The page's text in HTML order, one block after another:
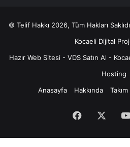
© Telif Hakkı 2026, Tüm Hakları
Kocaeli Dijital
Hazır Web Sitesi- VDS Satın Al -
Hosting
Anasayfa
Hakkında Takım
Facebook